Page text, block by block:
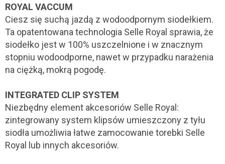
ROYAL VACCUM
Ciesz się suchą jazdą z wodoodpornym siodełkiem.
Ta opatentowana technologia Selle Royal sprawia, że ​​
siodełko jest w 100% uszczelnione i w znacznym
stopniu wodoodporne, nawet w przypadku narażenia
na ciężką, mokrą pogodę.
INTEGRATED CLIP SYSTEM
Niezbędny element akcesoriów Selle Royal:
zintegrowany system klipsów umieszczony z tyłu
siodła umożliwia łatwe zamocowanie torebki Selle
Royal lub innych akcesoriów.